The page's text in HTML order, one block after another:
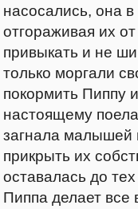
насосались, она
отгораживая их
привыкать и не
только моргали
покормить Пиппу
настоящему
загнала малышей
прикрыть их
оставалась до
Пиппа делает